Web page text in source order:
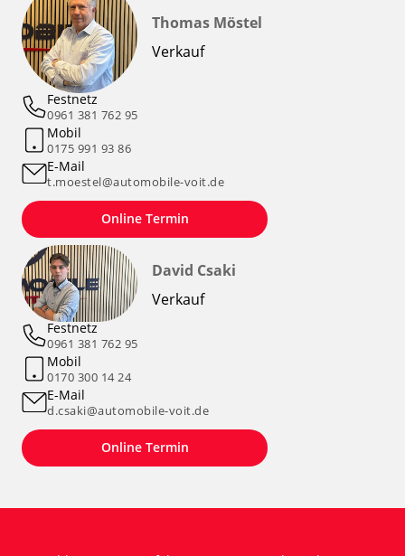
Thomas Möstel
Verkauf
Festnetz
0961 381 762 95
Mobil
0175 991 93 86
E-Mail
t.moestel@automobile-voit.de
Online Termin
David Csaki
Verkauf
Festnetz
0961 381 762 95
Mobil
0170 300 14 24
E-Mail
d.csaki@automobile-voit.de
Online Termin